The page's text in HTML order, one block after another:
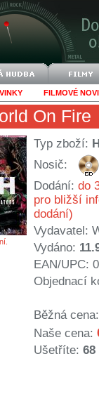
FILMOVÉ
On Fire
Typ zboží:
Nosič:
Dodání: do
pro bližší
dodání)
Vydavatel:
Vydáno:
EAN/UPC:
Objednací
Běžná cena:
Naše cena:
Ušetříte: 68